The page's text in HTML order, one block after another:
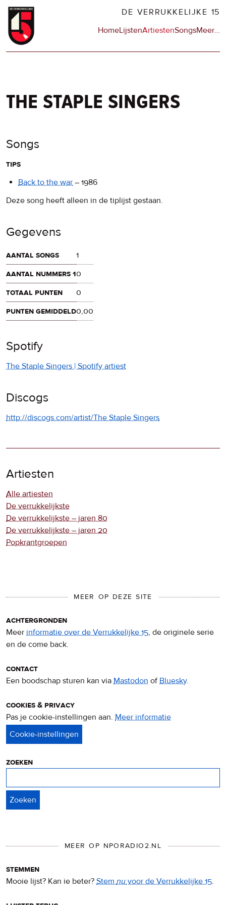
Overslaan
naar
DE VERRUKKELIJKE 15
Hoofdnavigatie
HomeLijstenArtiestenSongsMeerop
…
the staple singers
Songs
tips
Back to the war – 1986
Deze song heeft alleen in de tiplijst gestaan.
Gegevens
aantal songs
1
aantal nummers 10
totaal punten
0
punten gemiddeld0,00
Spotify
The Staple Singers | Spotify artiest
Discogs
http://discogs.com/artist/The Staple Singers
Artiesten
Alle artiesten
De verrukkelijkste
De verrukkelijkste – jaren 80
De verrukkelijkste – jaren 20
Popkrantgroepen
MEER OP DEZE SITE
achtergronden
Meer informatie over de Verrukkelijke 15, de originele serie
en de come back.
contact
Een boodschap sturen kan via Mastodon ofBluesky.
cookies & privacy
Pas je cookie-instellingen aan. Meer informatie
zoeken
MEER OP NPORADIO2.NL
stemmen
Mooie lijst? Kan ie beter? Stemnuvoor de Verrukkelijke 15.